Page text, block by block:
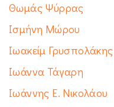
Θωμάς Ψύρρας
Ισμήνη Μώρου
Ιωακείμ Γρυσπολάκης
Ιωάννα Τάγαρη
Ιωάννης Ε. Νικολάου